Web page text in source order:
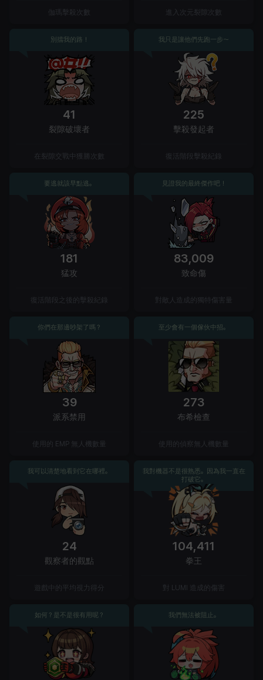
伽瑪擊殺次數 進入次元裂隙次數
別擋我的路！
41
裂隙破壞者
在裂隙交戰中獲勝次數
我只是讓他們先跑一步～
225
擊殺發起者
復活階段擊殺紀錄
要逃就該早點逃。
181
猛攻
復活階段之後的擊殺紀錄
見證我的最終傑作吧！
83,009
致命傷
對敵人造成的獨特傷害量
你們在那邊吵架了嗎？
39
派系禁用
使用的 EMP 無人機數量
至少會有一個傢伙中招。
273
布希檢查
使用的偵察無人機數量
我可以清楚地看到它在哪裡。
24
觀察者的觀點
遊戲中的平均視力得分
我對機器不是很熟悉。因為我一直在
打破它。
104,411
拳王
對 LUMI 造成的傷害
如何？是不是很有用呢？ 我們無法被阻止。